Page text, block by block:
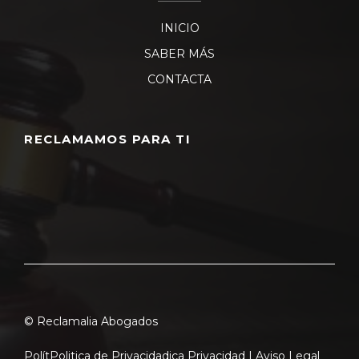
INICIO
SABER MÁS
CONTACTA
RECLAMAMOS PARA TI
© Reclamalia Abogados
PolítPolitica de Privacidadica Privacidad | Aviso Legal